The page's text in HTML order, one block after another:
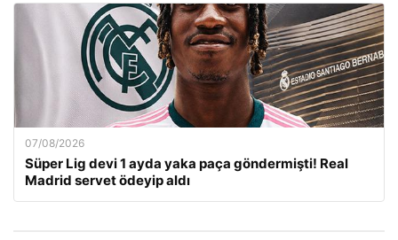
07/08/2026
Süper Lig devi 1 ayda yaka paça göndermişti! Real
Madrid servet ödeyip aldı